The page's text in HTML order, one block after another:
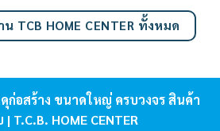
TCB HOME CENTER ทั้งหมด
ก่อสร้าง ขนาดใหญ่ ครบวงจร สินค้า
T.C.B. HOME CENTER